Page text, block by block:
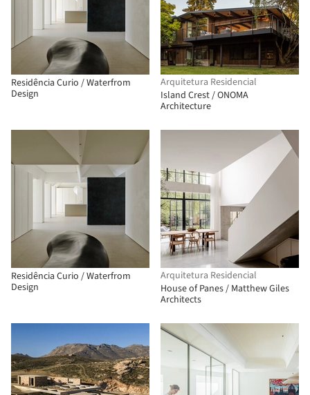
Residência Curio / Waterfrom
Design
Arquitetura Residencial
Island Crest / ONOMA
Architecture
Residência Curio / Waterfrom
Design
Arquitetura Residencial
House of Panes / Matthew Giles
Architects